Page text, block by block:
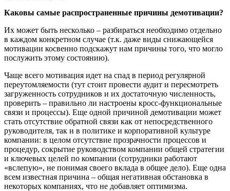
Каковы самые распространенные причины демотивации?
Их может быть несколько – разбираться необходимо отдельно
в каждом конкретном случае (т.к. даже виды снижающейся
мотивации косвенно подскажут нам причины того, что могло
послужить этому состоянию).
Чаще всего мотивация идет на спад в период регулярной
переутомляемости (тут стоит провести аудит и пересмотреть
загруженность сотрудников и их достаточную численность,
проверить – правильно ли настроены кросс-функциональные
связи и процессы). Еще одной причиной демотивации может
стать отсутствие обратной связи как от непосредственного
руководителя, так и в политике и корпоративной культуре
компании: в целом отсутствие прозрачности процессов и
процедур, сокрытие руководством компании общей стратегии
и ключевых целей по компании (сотрудники работают
«вслепую», не понимая своего вклада в общее дело). Еще одна
всем известная причина – общая негативная обстановка в
некоторых компаниях, что не добавляет оптимизма.